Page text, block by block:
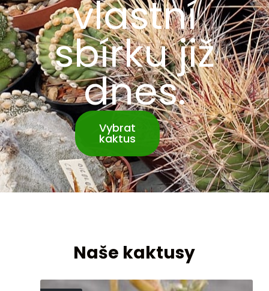
vlastní
sbírku již
dnes.
Vybrat
kaktus
Naše kaktusy